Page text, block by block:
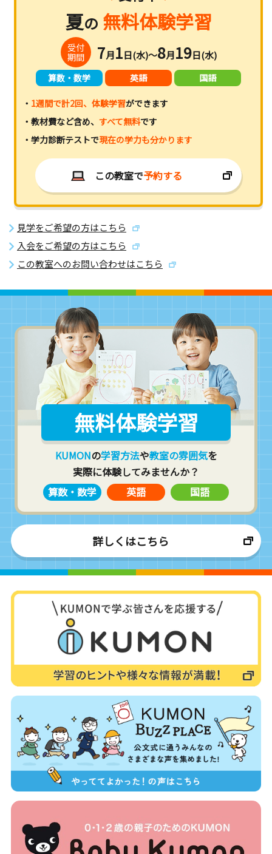
夏の 無料体験学習
受付
期間
7月1日(水)～8月19日(水)
算数・数学 英語 国語
・ 1週間で計2回、体験学習ができます
・教材費など含め、 すべて無料です
・学力診断テストで現在の学力も分かります
この教室で予約する
見学をご希望の方はこちら
入会をご希望の方はこちら
この教室へのお問い合わせはこちら
無料体験学習
KUMONの学習方法や教室の雰囲気を
実際に体験してみませんか？
算数・数学
英語 国語
詳しくはこちら